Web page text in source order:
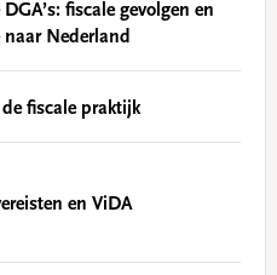
fiscale gevolgen en
Nederland
fiscale praktijk
en ViDA